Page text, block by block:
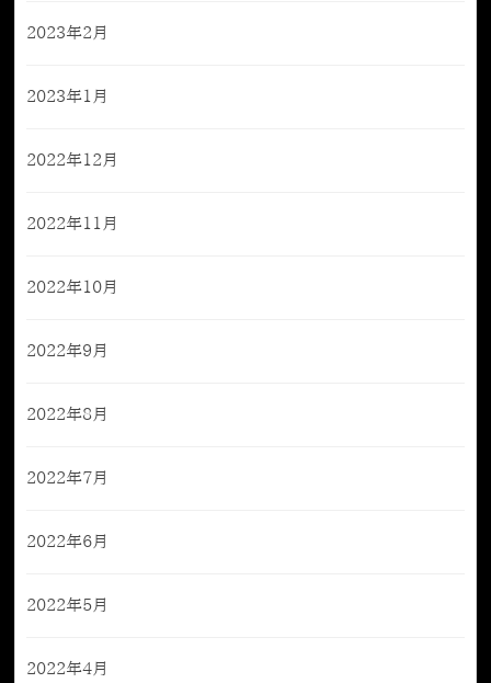
2023年2月
2023年1月
2022年12月
2022年11月
2022年10月
2022年9月
2022年8月
2022年7月
2022年6月
2022年5月
2022年4月